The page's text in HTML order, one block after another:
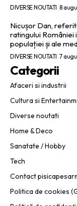
DIVERSE NOUTATI 8
Nicușor Dan,
ratingului României
populației și ale
DIVERSE NOUTATI 7
Categorii
Afaceri si industrii
Cultura si
Diverse noutati
Home & Deco
Sanatate / Hobby
Tech
Contact
Politica de cookies